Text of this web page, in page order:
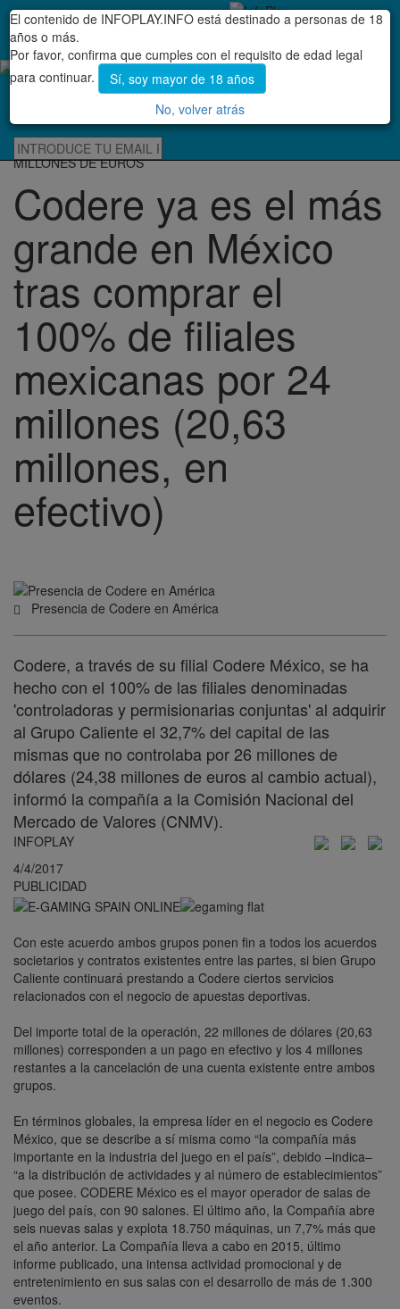
Menú
BUSCAR NEWSLETTER CONTACTO
EN EL ÚLTIMO INFORME PUBLICADO CORRESPONDIENTE A
2015 SE PUBLICABAN CIFRAS DE INGRESOS DE 355,3
MILLONES DE EUROS
Codere ya es el más
grande en México
tras comprar el
100% de filiales
mexicanas por 24
millones (20,63
millones, en
efectivo)
Presencia de Codere en América
Codere, a través de su filial Codere México, se ha
hecho con el 100% de las filiales denominadas
'controladoras y permisionarias conjuntas' al adquirir
al Grupo Caliente el 32,7% del capital de las
mismas que no controlaba por 26 millones de
dólares (24,38 millones de euros al cambio actual),
informó la compañía a la Comisión Nacional del
Mercado de Valores (CNMV).
INFOPLAY
4/4/2017
PUBLICIDAD
Con este acuerdo ambos grupos ponen fin a todos los acuerdos
societarios y contratos existentes entre las partes, si bien Grupo
Caliente continuará prestando a Codere ciertos servicios
relacionados con el negocio de apuestas deportivas.
Del importe total de la operación, 22 millones de dólares (20,63
millones) corresponden a un pago en efectivo y los 4 millones
restantes a la cancelación de una cuenta existente entre ambos
grupos.
En términos globales, la empresa líder en el negocio es Codere
México, que se describe a sí misma como “la compañía más
importante en la industria del juego en el país”, debido –indica–
“a la distribución de actividades y al número de establecimientos”
que posee. CODERE México es el mayor operador de salas de
juego del país, con 90 salones. El último año, la Compañía abre
seis nuevas salas y explota 18.750 máquinas, un 7,7% más que
el año anterior. La Compañía lleva a cabo en 2015, último
informe publicado, una intensa actividad promocional y de
entretenimiento en sus salas con el desarrollo de más de 1.300
eventos.
El contenido de INFOPLAY.INFO está destinado a personas de 18
años o más.
Por favor, confirma que cumples con el requisito de edad legal
para continuar.
Sí, soy mayor de 18 años
No, volver atrás